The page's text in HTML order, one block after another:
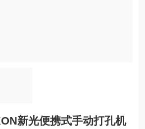
新光便携式手动打孔机